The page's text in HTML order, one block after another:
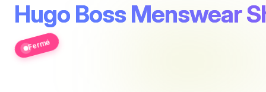
Hugo Boss Menswear
Fermé